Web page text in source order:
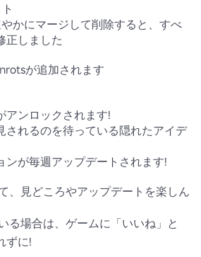
かにマージして削除すると、すべ
正しました
が追加されます
アンロックされます!
されるのを待っている隠れたアイデ
ンが毎週アップデートされます!
、見どころやアップデートを楽しん
る場合は、ゲームに「いいね」と
ずに!